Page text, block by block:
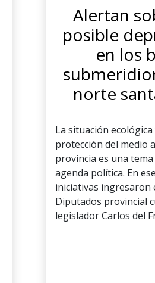
Alertan
posible
en los
norte
La situación
protección del medio
provincia es una
agenda política. En
iniciativas ingresaron
Diputados provincial
legislador Carlos del